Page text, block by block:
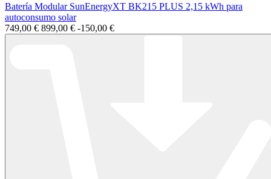
Batería Modular SunEnergyXT BK215 PLUS 2,15 kWh para
autoconsumo solar
749,00 € 899,00 € -150,00 €